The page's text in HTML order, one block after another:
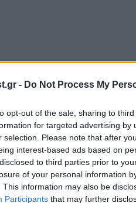
- Do Not Process My
opt-out of the sale, sharing to
for targeted advertising
selection. Please note that after
interest-based ads based on
to third parties prior to
of your personal information
This information may also be
Participants that may further